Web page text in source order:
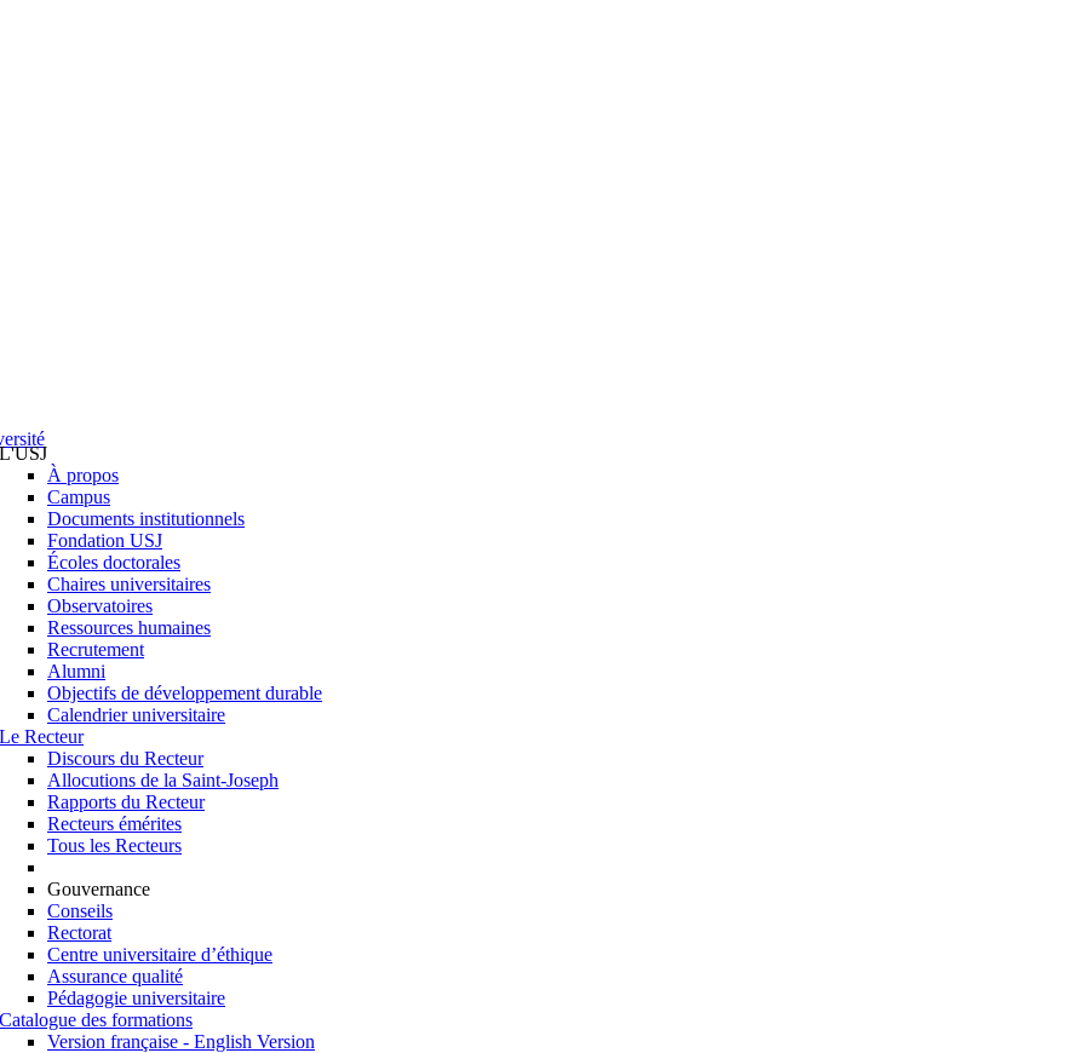
L'USJ
À propos
Campus
Documents institutionnels
Fondation USJ
Écoles doctorales
Chaires universitaires
Observatoires
Ressources humaines
Recrutement
Alumni
Objectifs de développement durable
Calendrier universitaire
Le Recteur
Discours du Recteur
Allocutions de la Saint-Joseph
Rapports du Recteur
Recteurs émérites
Tous les Recteurs
Gouvernance
Conseils
Rectorat
Centre universitaire d’éthique
Assurance qualité
Pédagogie universitaire
Catalogue des formations
Version française - English Version